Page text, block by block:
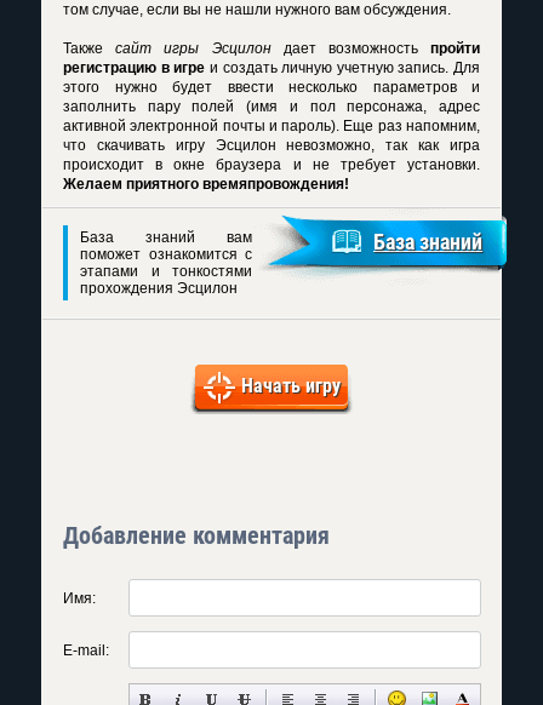
том случае, если вы не нашли нужного вам обсуждения.
Такжесайт игры Эсцилондает возможностьпройти
регистрацию в игре и создать личную учетную запись. Для
этого нужно будет ввести несколько параметров и
заполнить пару полей (имя и пол персонажа, адрес
активной электронной почты и пароль). Еще раз напомним,
что скачивать игру Эсцилон невозможно, так как игра
происходит в окне браузера и не требует установки.
Желаем приятного времяпровождения!
База знаний вам
поможет ознакомится с
этапами и тонкостями
прохождения Эсцилон
База знаний
Начать игру
Добавление комментария
Имя:
E-mail: